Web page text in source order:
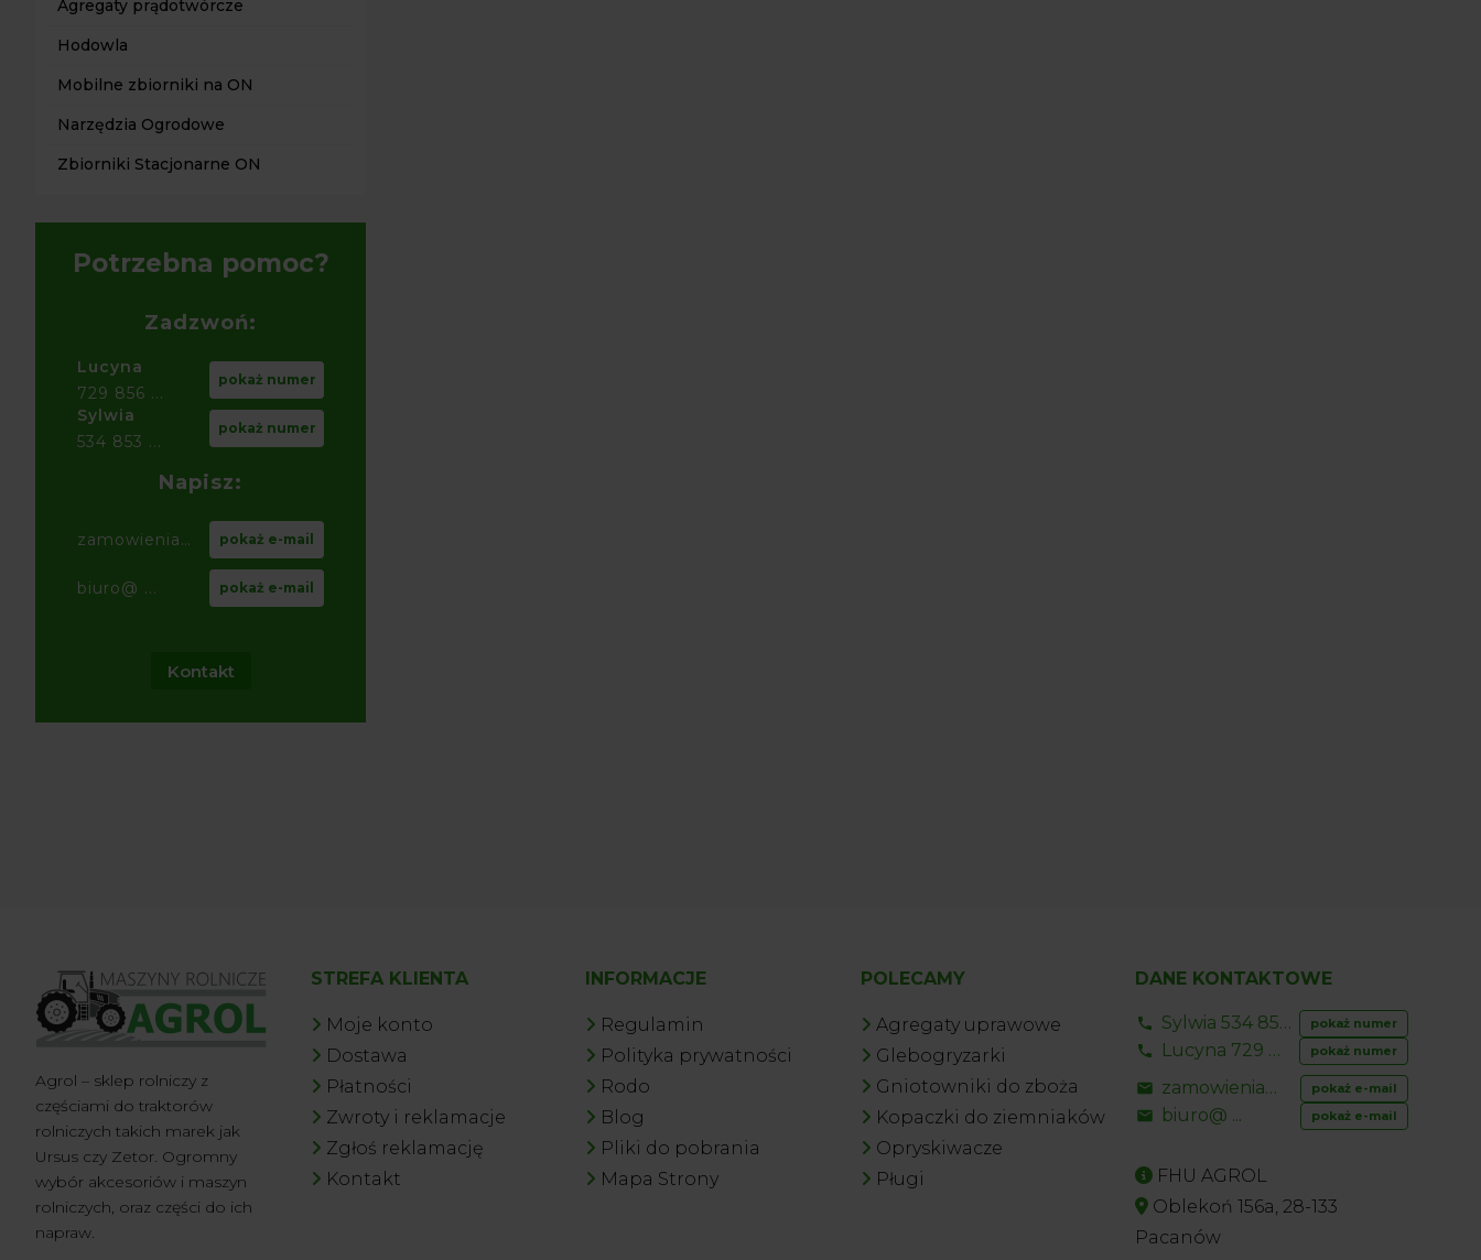
Agregaty prądotwórcze
Hodowla
Mobilne zbiorniki na ON
Narzędzia Ogrodowe
Zbiorniki Stacjonarne ON
Potrzebna pomoc?
Zadzwoń:
Lucyna
729 856 ...
pokaż numer
Sylwia
534 853 ...
pokaż numer
Napisz:
zamowienia@ ... pokaż e-mail
biuro@ ... pokaż e-mail
Kontakt
Agrol – sklep rolniczy z
częściami do traktorów
rolniczych takich marek jak
Ursus czy Zetor. Ogromny
wybór akcesoriów i maszyn
rolniczych, oraz części do ich
napraw.
STREFA KLIENTA
Moje konto
Dostawa
Płatności
Zwroty i reklamacje
Zgłoś reklamację
Kontakt
INFORMACJE
Regulamin
Polityka prywatności
Rodo
Blog
Pliki do pobrania
Mapa Strony
POLECAMY
Agregaty uprawowe
Glebogryzarki
Gniotowniki do zboża
Kopaczki do ziemniaków
Opryskiwacze
Pługi
DANE KONTAKTOWE
Sylwia 534 853 ... pokaż numer
Lucyna 729 856 ... pokaż numer
zamowienia@ ... pokaż e-mail
biuro@ ... pokaż e-mail
FHU AGROL
Oblekoń 156a, 28-133
Pacanów